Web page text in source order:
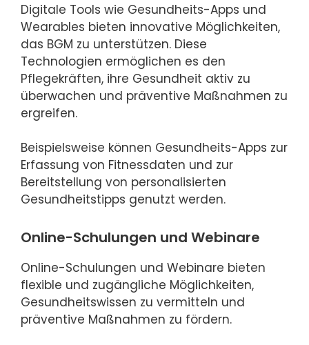
Digitale Tools wie Gesundheits-Apps und
Wearables bieten innovative Möglichkeiten,
das BGM zu unterstützen. Diese
Technologien ermöglichen es den
Pflegekräften, ihre Gesundheit aktiv zu
überwachen und präventive Maßnahmen zu
ergreifen.
Beispielsweise können Gesundheits-Apps zur
Erfassung von Fitnessdaten und zur
Bereitstellung von personalisierten
Gesundheitstipps genutzt werden.
Online-Schulungen und Webinare
Online-Schulungen und Webinare bieten
flexible und zugängliche Möglichkeiten,
Gesundheitswissen zu vermitteln und
präventive Maßnahmen zu fördern.